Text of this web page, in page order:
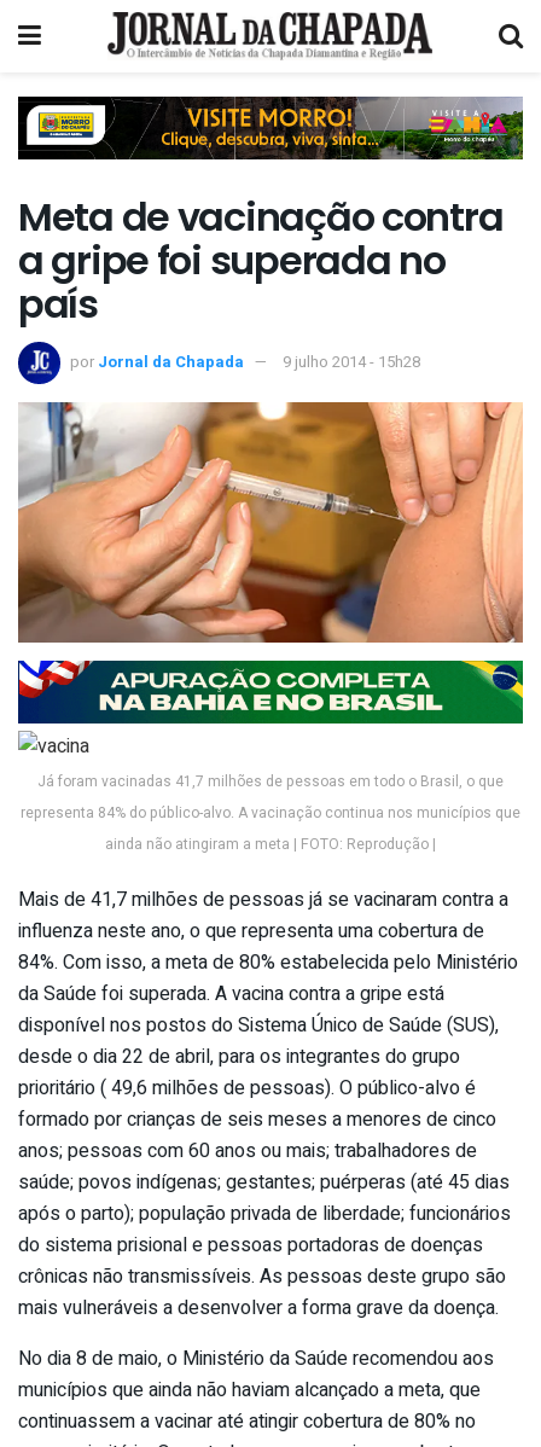
Meta de vacinação contra
a gripe foi superada no
país
por Jornal da Chapada 9 julho 2014 - 15h28
Já foram vacinadas 41,7 milhões de pessoas em todo o Brasil, o que
representa 84% do público-alvo. A vacinação continua nos municípios que
ainda não atingiram a meta | FOTO: Reprodução |
Mais de 41,7 milhões de pessoas já se vacinaram contra a
influenza neste ano, o que representa uma cobertura de
84%. Com isso, a meta de 80% estabelecida pelo Ministério
da Saúde foi superada. A vacina contra a gripe está
disponível nos postos do Sistema Único de Saúde (SUS),
desde o dia 22 de abril, para os integrantes do grupo
prioritário ( 49,6 milhões de pessoas). O público-alvo é
formado por crianças de seis meses a menores de cinco
anos; pessoas com 60 anos ou mais; trabalhadores de
saúde; povos indígenas; gestantes; puérperas (até 45 dias
após o parto); população privada de liberdade; funcionários
do sistema prisional e pessoas portadoras de doenças
crônicas não transmissíveis. As pessoas deste grupo são
mais vulneráveis a desenvolver a forma grave da doença.
No dia 8 de maio, o Ministério da Saúde recomendou aos
municípios que ainda não haviam alcançado a meta, que
continuassem a vacinar até atingir cobertura de 80% no